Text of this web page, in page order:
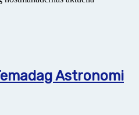
Astronomi